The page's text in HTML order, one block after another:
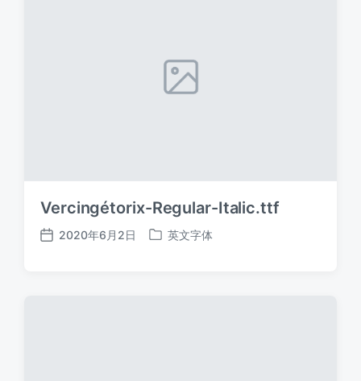
Vercingétorix-Regular-Italic.ttf
发
2020年6月2日
发
英文字体